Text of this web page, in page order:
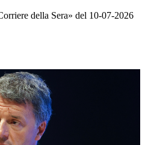
della Sera» del 10-07-2026